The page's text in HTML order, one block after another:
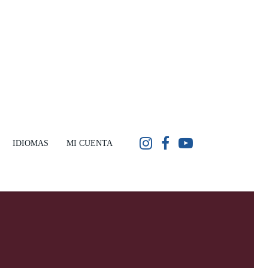
IDIOMAS MI CUENTA